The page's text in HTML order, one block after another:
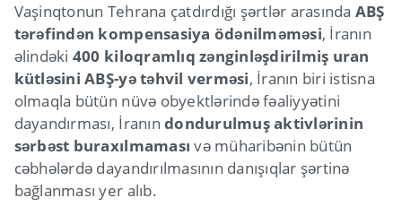
Vaşinqtonun Tehrana çatdırdığı şərtlər arasında ABŞ
tərəfindən kompensasiya ödənilməməsi, İranın
əlindəki 400 kiloqramlıq zənginləşdirilmiş uran
kütləsini ABŞ-yə təhvil verməsi, İranın biri istisna
olmaqla bütün nüvə obyektlərində fəaliyyətini
dayandırması, İranındondurulmuş aktivlərinin
sərbəst buraxılmaması və müharibənin bütün
cəbhələrdə dayandırılmasının danışıqlar şərtinə
bağlanması yer alıb.